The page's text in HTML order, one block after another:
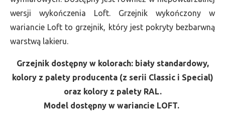
wersji wykończenia Loft. Grzejnik wykończony w
wariancie Loft to grzejnik, który jest pokryty bezbarwną
warstwą lakieru.
Grzejnik dostępny w kolorach: biały standardowy,
kolory z palety producenta (z serii Classic i Special)
oraz kolory z palety RAL.
Model dostępny w wariancie LOFT.